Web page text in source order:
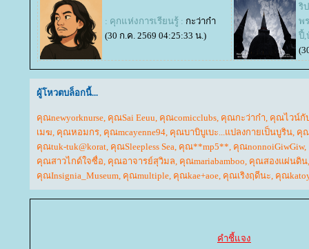
: คุกแห่งการเรียนรู้ : กะว่าก๋า
(30 ก.ค. 2569 04:25:33 น.)
ริ
พ
ปี้,
ผู้โหวตบล็อกนี้...
คุณnewyorknurse คุณSai Eeuu คุณcomicclubs คุณกะว่าก๋า คุณไวน์กั
เมฆ คุณหอมกร คุณmcayenne94 คุณบาบิบูเบะ...แปลงกายเป็นบูริน คุ
คุณtuk-tuk@korat คุณSleepless Sea คุณ**mp5** คุณnonnoiGiwGiw,
คุณสาวไกด์ใจซื่อ คุณอาจารย์สุวิมล คุณmariabamboo คุณสองแผ่นดิน
คุณInsignia_Museum คุณmultiple คุณkae+aoe คุณเริงฤดีนะ คุณ
คำชี้แจง